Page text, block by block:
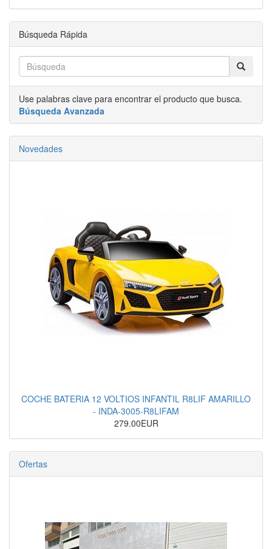
Búsqueda Rápida
Use palabras clave para encontrar el producto que busca.
Búsqueda Avanzada
Novedades
COCHE BATERIA 12 VOLTIOS INFANTIL R8LIF AMARILLO
- INDA-3005-R8LIFAM
279.00EUR
Ofertas